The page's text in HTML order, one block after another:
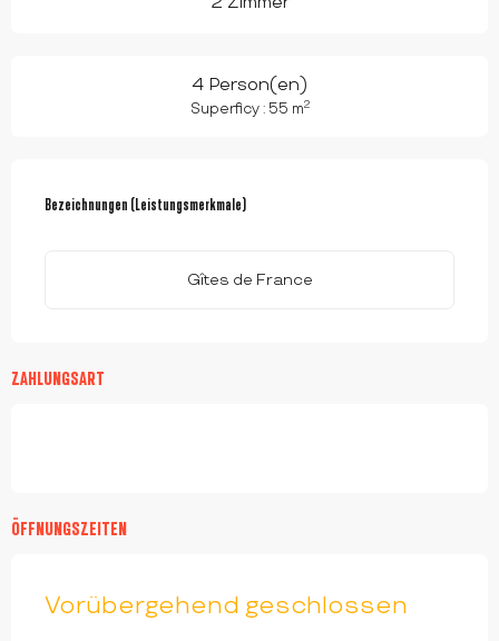
4 Person(en)
Superficy : 55 m2
Bezeichnungen (Leistungsmerkmale)
Bezeichnungen (Leistungsmerkmale)
Gîtes de France
ZAHLUNGSART
ÖFFNUNGSZEITEN
Vorübergehend geschlossen